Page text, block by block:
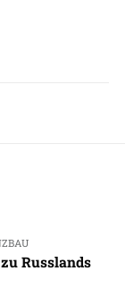
Russlands